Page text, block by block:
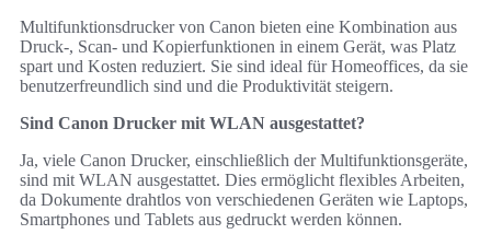
Multifunktionsdrucker von Canon bieten eine Kombination aus
Druck-, Scan- und Kopierfunktionen in einem Gerät, was Platz
spart und Kosten reduziert. Sie sind ideal für Homeoffices, da sie
benutzerfreundlich sind und die Produktivität steigern.
Sind Canon Drucker mit WLAN ausgestattet?
Ja, viele Canon Drucker, einschließlich der Multifunktionsgeräte,
sind mit WLAN ausgestattet. Dies ermöglicht flexibles Arbeiten,
da Dokumente drahtlos von verschiedenen Geräten wie Laptops,
Smartphones und Tablets aus gedruckt werden können.